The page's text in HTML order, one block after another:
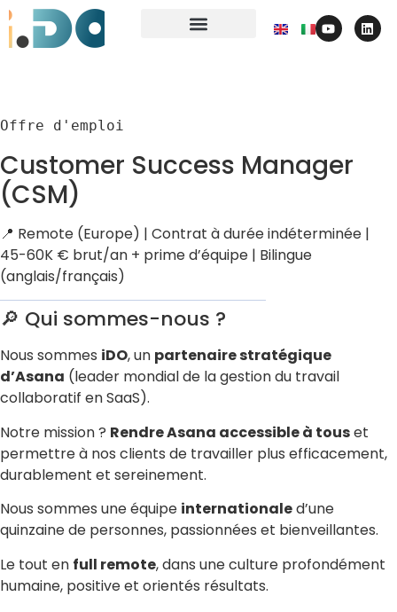
Offre d'emploi
Customer Success Manager
(CSM)
📍 Remote (Europe) | Contrat à durée indéterminée |
45-60K € brut/an + prime d’équipe | Bilingue
(anglais/français)
🔎 Qui sommes-nous ?
Nous sommes iDO, un partenaire stratégique
d’Asana (leader mondial de la gestion du travail
collaboratif en SaaS).
Notre mission ? Rendre Asana accessible à touset
permettre à nos clients de travailler plus efficacement,
durablement et sereinement.
Nous sommes une équipe internationaled’une
quinzaine de personnes, passionnées et bienveillantes.
Le tout en full remote, dans une culture profondément
humaine, positive et orientés résultats.